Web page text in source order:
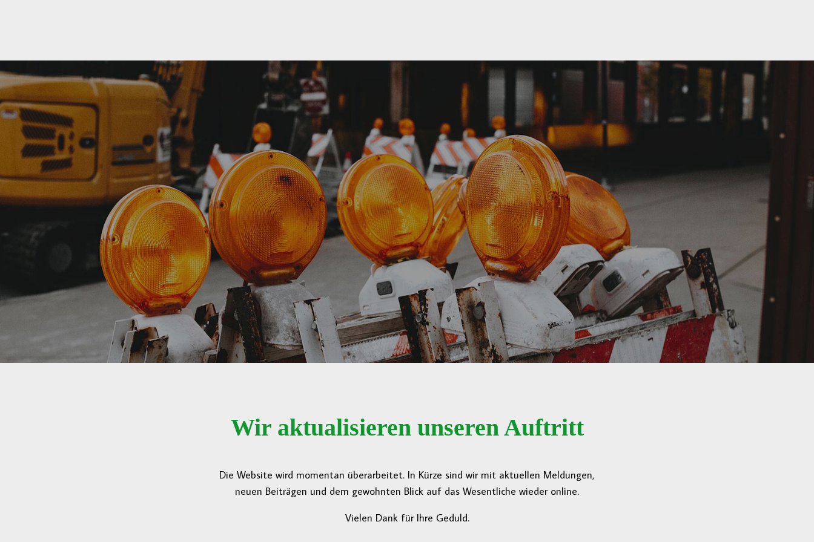
Wir aktualisieren unseren Auftritt
Die Website wird momentan überarbeitet. In Kürze sind wir mit aktuellen Meldungen,
neuen Beiträgen und dem gewohnten Blick auf das Wesentliche wieder online.
Vielen Dank für Ihre Geduld.